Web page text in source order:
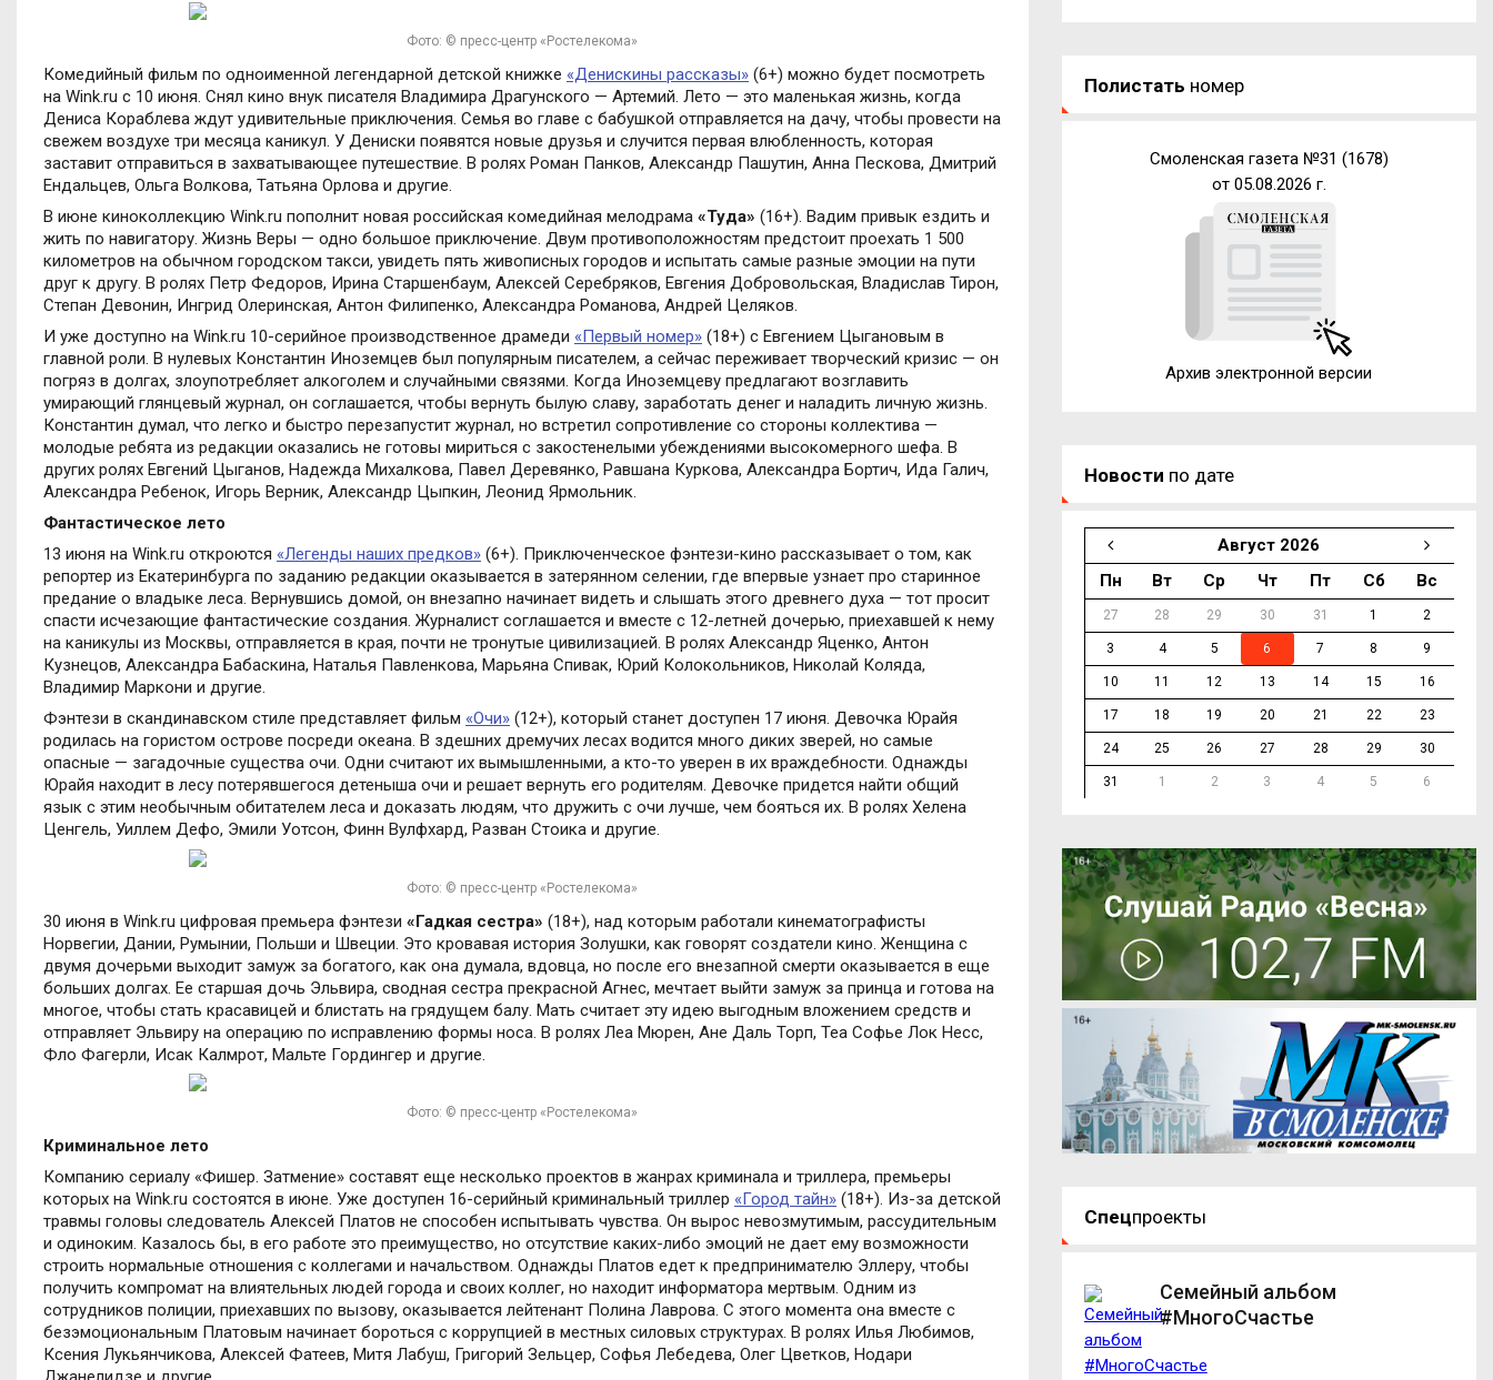
Фото: © пресс-центр «Ростелекома»
Комедийный фильм по одноименной легендарной детской книжке «Денискины рассказы» (6+) можно будет посмотреть
на Wink.ru с 10 июня. Снял кино внук писателя Владимира Драгунского — Артемий. Лето — это маленькая жизнь, когда
Дениса Кораблева ждут удивительные приключения. Семья во главе с бабушкой отправляется на дачу, чтобы провести на
свежем воздухе три месяца каникул. У Дениски появятся новые друзья и случится первая влюбленность, которая
заставит отправиться в захватывающее путешествие. В ролях Роман Панков, Александр Пашутин, Анна Пескова, Дмитрий
Ендальцев, Ольга Волкова, Татьяна Орлова и другие.
В июне киноколлекцию Wink.ru пополнит новая российская комедийная мелодрама «Туда» (16+). Вадим привык ездить и
жить по навигатору. Жизнь Веры — одно большое приключение. Двум противоположностям предстоит проехать 1 500
километров на обычном городском такси, увидеть пять живописных городов и испытать самые разные эмоции на пути
друг к другу. В ролях Петр Федоров, Ирина Старшенбаум, Алексей Серебряков, Евгения Добровольская, Владислав Тирон,
Степан Девонин, Ингрид Олеринская, Антон Филипенко, Александра Романова, Андрей Целяков.
И уже доступно на Wink.ru 10-серийное производственное драмеди «Первый номер» (18+) с Евгением Цыгановым в
главной роли. В нулевых Константин Иноземцев был популярным писателем, а сейчас переживает творческий кризис — он
погряз в долгах, злоупотребляет алкоголем и случайными связями. Когда Иноземцеву предлагают возглавить
умирающий глянцевый журнал, он соглашается, чтобы вернуть былую славу, заработать денег и наладить личную жизнь.
Константин думал, что легко и быстро перезапустит журнал, но встретил сопротивление со стороны коллектива —
молодые ребята из редакции оказались не готовы мириться с закостенелыми убеждениями высокомерного шефа. В
других ролях Евгений Цыганов, Надежда Михалкова, Павел Деревянко, Равшана Куркова, Александра Бортич, Ида Галич,
Александра Ребенок, Игорь Верник, Александр Цыпкин, Леонид Ярмольник.
Фантастическое лето
13 июня на Wink.ru откроются «Легенды наших предков» (6+). Приключенческое фэнтези-кино рассказывает о том, как
репортер из Екатеринбурга по заданию редакции оказывается в затерянном селении, где впервые узнает про старинное
предание о владыке леса. Вернувшись домой, он внезапно начинает видеть и слышать этого древнего духа — тот просит
спасти исчезающие фантастические создания. Журналист соглашается и вместе с 12-летней дочерью, приехавшей к нему
на каникулы из Москвы, отправляется в края, почти не тронутые цивилизацией. В ролях Александр Яценко, Антон
Кузнецов, Александра Бабаскина, Наталья Павленкова, Марьяна Спивак, Юрий Колокольников, Николай Коляда,
Владимир Маркони и другие.
Фэнтези в скандинавском стиле представляет фильм «Очи» (12+), который станет доступен 17 июня. Девочка Юрайя
родилась на гористом острове посреди океана. В здешних дремучих лесах водится много диких зверей, но самые
опасные — загадочные существа очи. Одни считают их вымышленными, а кто-то уверен в их враждебности. Однажды
Юрайя находит в лесу потерявшегося детеныша очи и решает вернуть его родителям. Девочке придется найти общий
язык с этим необычным обитателем леса и доказать людям, что дружить с очи лучше, чем бояться их. В ролях Хелена
Ценгель, Уиллем Дефо, Эмили Уотсон, Финн Вулфхард, Разван Стоика и другие.
Фото: © пресс-центр «Ростелекома»
30 июня в Winkru цифровая премьера фэнтези «Гадкая сестра» (18+), над которым работали кинематографисты
Норвегии, Дании, Румынии, Польши и Швеции. Это кровавая история Золушки, как говорят создатели кино. Женщина с
двумя дочерьми выходит замуж за богатого, как она думала, вдовца, но после его внезапной смерти оказывается в еще
больших долгах. Ее старшая дочь Эльвира, сводная сестра прекрасной Агнес, мечтает выйти замуж за принца и готова на
многое, чтобы стать красавицей и блистать на грядущем балу. Мать считает эту идею выгодным вложением средств и
отправляет Эльвиру на операцию по исправлению формы носа. В ролях Леа Мюрен, Ане Даль Торп, Теа Софье Лок Несс,
Фло Фагерли, Исак Калмрот, Мальте Гордингер и другие.
Фото: © пресс-центр «Ростелекома»
Криминальное лето
Компанию сериалу «Фишер. Затмение» составят еще несколько проектов в жанрах криминала и триллера, премьеры
которых на Wink.ru состоятся в июне. Уже доступен 16-серийный криминальный триллер «Город тайн» (18+). Из-за детской
травмы головы следователь Алексей Платов не способен испытывать чувства. Он вырос невозмутимым, рассудительным
и одиноким. Казалось бы, в его работе это преимущество, но отсутствие каких-либо эмоций не дает ему возможности
строить нормальные отношения с коллегами и начальством. Однажды Платов едет к предпринимателю Эллеру, чтобы
получить компромат на влиятельных людей города и своих коллег, но находит информатора мертвым. Одним из
сотрудников полиции, приехавших по вызову, оказывается лейтенант Полина Лаврова. С этого момента она вместе с
безэмоциональным Платовым начинает бороться с коррупцией в местных силовых структурах. В ролях Илья Любимов,
Ксения Лукьянчикова, Алексей Фатеев, Митя Лабуш, Григорий Зельцер, Софья Лебедева, Олег Цветков, Нодари
Полистать номер
Смоленская газета №31 (1678)
от 05.08.2026 г.
Архив электронной версии
Новости по дате
Август 2026
Пн
Вт Ср Чт Пт Сб Вс
27 28 29 30 31 1 2
3 4 5 6 7 8 9
10 11 12 13 14 15 16
17 18 19 20 21 22 23
24 25 26 27 28 29 30
31 1 2 3 4 5 6
Спецпроекты
Семейный альбом
#МногоСчастье